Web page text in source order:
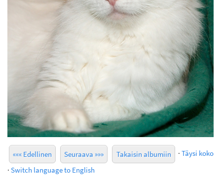
««« Edellinen Seuraava »»» Takaisin albumiin · Täysi koko
· Switch language to English